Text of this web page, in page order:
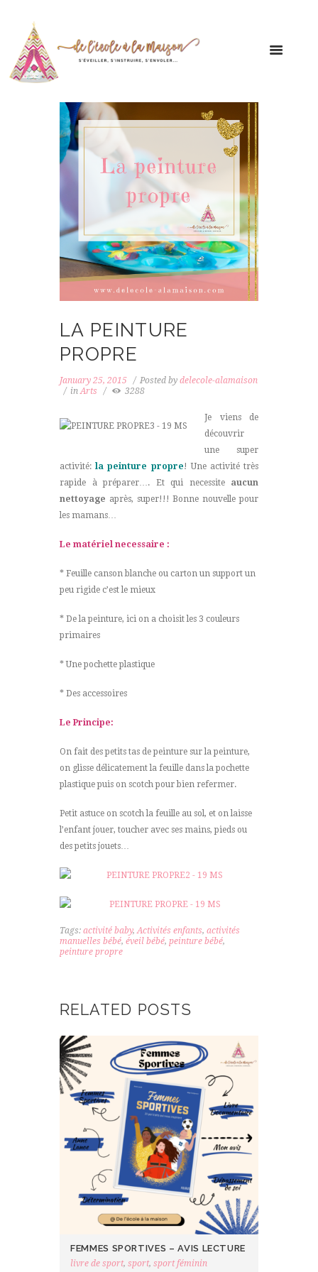
LA PEINTURE
PROPRE
January 25, 2015 Posted by delecole-alamaison
inArts 3288
Je viens de
découvrir
une super
activité:la peinture propre! Une activité très
rapide à préparer…. Et qui necessite aucun
nettoyage après, super!!! Bonne nouvelle pour
les mamans…
Le matériel necessaire :
* Feuille canson blanche ou carton un support un
peu rigide c’est le mieux
* De la peinture, ici on a choisit les 3 couleurs
primaires
* Une pochette plastique
* Des accessoires
Le Principe:
On fait des petits tas de peinture sur la peinture,
on glisse délicatement la feuille dans la pochette
plastique puis on scotch pour bien refermer.
Petit astuce on scotch la feuille au sol, et on laisse
l’enfant jouer, toucher avec ses mains, pieds ou
des petits jouets…
Tags: activité baby,Activités enfants, activités
manuelles bébé, éveil bébé, peinture bébé,
peinture propre
RELATED POSTS
FEMMES SPORTIVES – AVIS LECTURE
livre de sport, sport, sport féminin